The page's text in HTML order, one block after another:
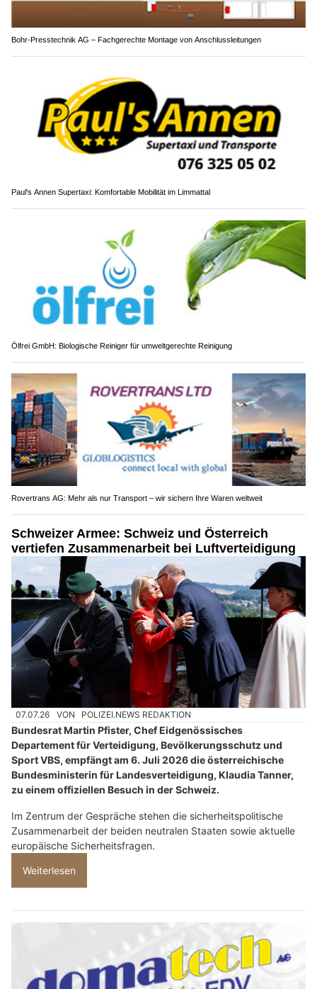
Bohr-Presstechnik AG – Fachgerechte Montage von Anschlussleitungen
Paul's Annen Supertaxi: Komfortable Mobilität im Limmattal
Ölfrei GmbH: Biologische Reiniger für umweltgerechte Reinigung
Rovertrans AG: Mehr als nur Transport – wir sichern Ihre Waren weltweit
Schweizer Armee: Schweiz und Österreich
vertiefen Zusammenarbeit bei Luftverteidigung
07.07.26 VON POLIZEI.NEWS REDAKTION
Bundesrat Martin Pfister, Chef Eidgenössisches
Departement für Verteidigung, Bevölkerungsschutz und
Sport VBS, empfängt am 6. Juli 2026 die österreichische
Bundesministerin für Landesverteidigung, Klaudia Tanner,
zu einem offiziellen Besuch in der Schweiz.
Im Zentrum der Gespräche stehen die sicherheitspolitische
Zusammenarbeit der beiden neutralen Staaten sowie aktuelle
europäische Sicherheitsfragen.
Weiterlesen